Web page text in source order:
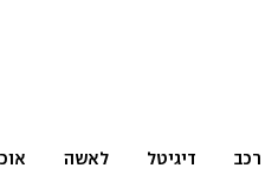
רכב דיגיטל לאשה